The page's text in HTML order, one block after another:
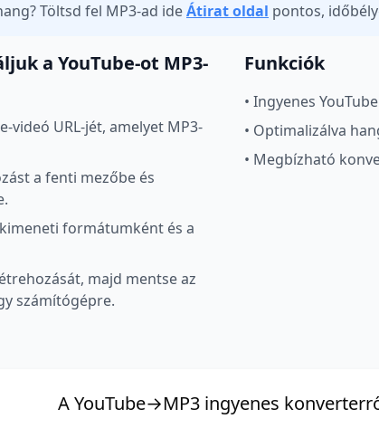
Töltsd fel MP3-ad ideÁtirat oldal pontos,
a YouTube-ot MP3-
videó URL-jét, amelyet MP3-
a fenti mezőbe és
formátumként és a
majd mentse az
számítógépre.
Funkciók
• Ingyenes
• Optimalizálva
• Megbízható
A YouTube→MP3 ingyenes